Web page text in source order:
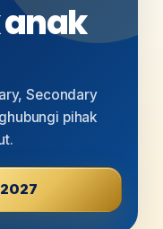
anak
Secondary
pihak